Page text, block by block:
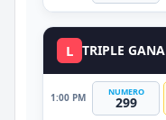
L TRIPLE GANA
1:00 PM NUMERO
299